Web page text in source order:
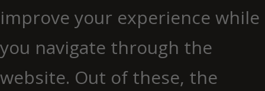
improve your experience while
you navigate through the
website. Out of these, the